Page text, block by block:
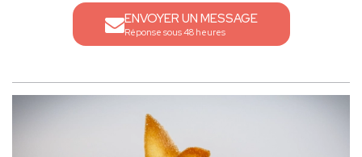
ENVOYER UN MESSAGE
Réponse sous 48 heures